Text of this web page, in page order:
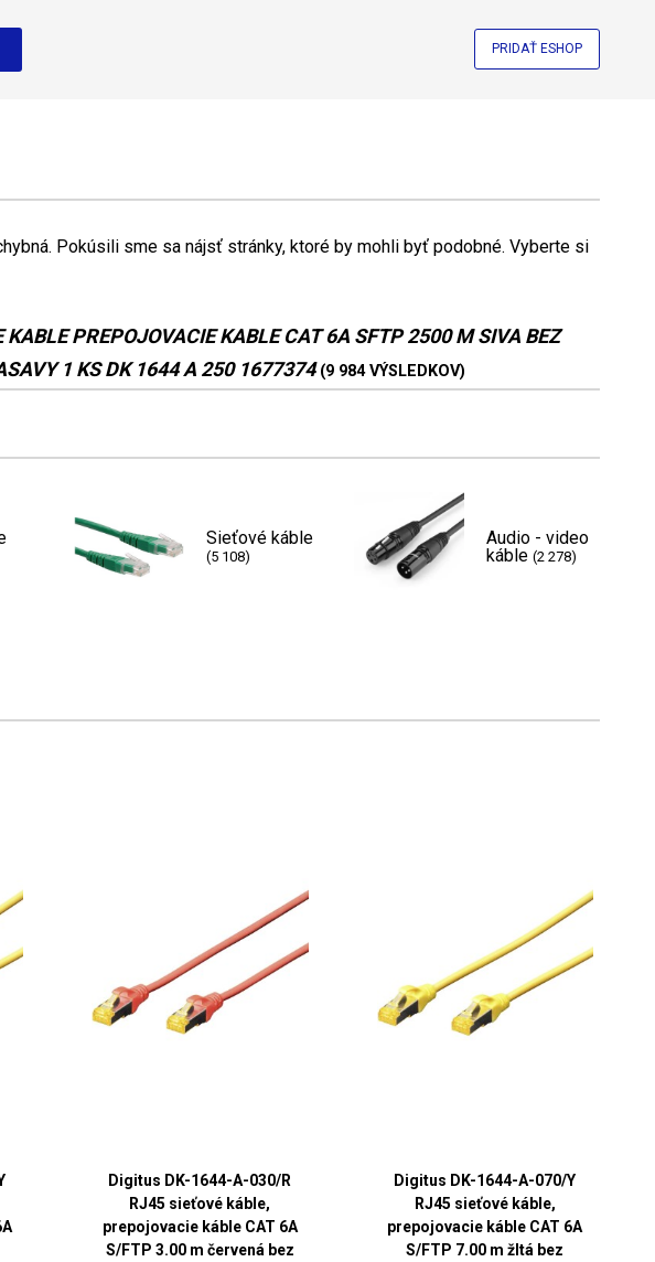
PRIDAŤ ESHOP
Pokúsili sme sa nájsť stránky, ktoré by mohli byť podobné. Vyberte si
PREPOJOVACIE KABLE CAT 6A SFTP 2500 M SIVA BEZ
1 KS DK 1644 A 250 1677374 (9 984 VÝSLEDKOV)
Sieťové káble
(5 108)
Audio - video
káble (2 278)
Digitus DK-1644-A-030/R
RJ45 sieťové káble,
prepojovacie káble CAT 6A
S/FTP 3.00 m červená bez
Digitus DK-1644-A-070/Y
RJ45 sieťové káble,
prepojovacie káble CAT 6A
S/FTP 7.00 m žltá bez